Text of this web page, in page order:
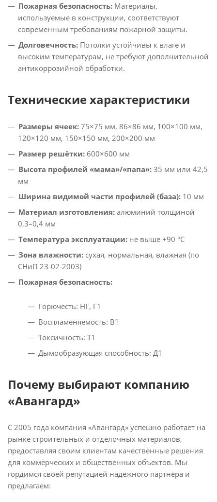
Пожарная безопасность: Материалы,
используемые в конструкции, соответствуют
современным требованиям пожарной защиты.
Долговечность: Потолки устойчивы к влаге и
высоким температурам, не требуют дополнительной
антикоррозийной обработки.
Технические характеристики
Размеры ячеек: 75×75 мм, 86×86 мм, 100×100 мм,
120×120 мм, 150×150 мм, 200×200 мм
Размер решётки: 600×600 мм
Высота профилей «мама»/«папа»: 35 мм или 42,5
мм
Ширина видимой части профилей (база): 10 мм
Материал изготовления: алюминий толщиной
0,3–0,4 мм
Температура эксплуатации: не выше +90 °C
Зона влажности: сухая, нормальная, влажная (по
СНиП 23-02-2003)
Пожарная безопасность:
Горючесть: НГ, Г1
Воспламеняемость: В1
Токсичность: Т1
Дымообразующая способность: Д1
Почему выбирают компанию
«Авангард»
С 2005 года компания «Авангард» успешно работает на
рынке строительных и отделочных материалов,
предоставляя своим клиентам качественные решения
для коммерческих и общественных объектов. Мы
гордимся своей репутацией надёжного партнёра и
предлагаем: